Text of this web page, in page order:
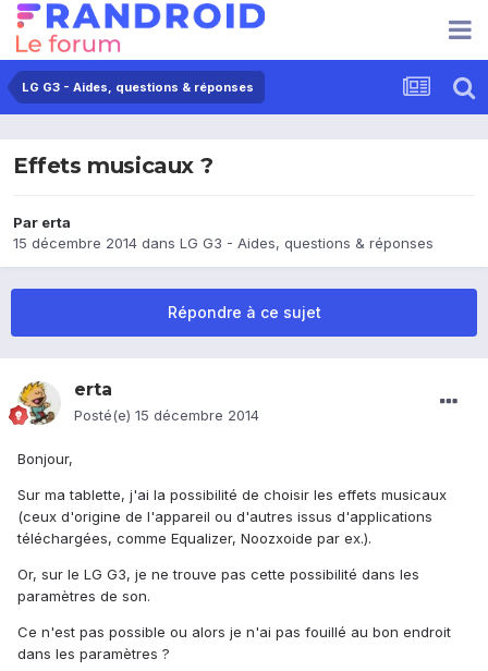
LG G3 - Aides, questions & réponses
Effets musicaux ?
Par erta
15 décembre 2014 dans LG G3 - Aides, questions & réponses
Répondre à ce sujet
erta
Posté(e) 15 décembre 2014
Bonjour,
Sur ma tablette, j'ai la possibilité de choisir les effets musicaux
(ceux d'origine de l'appareil ou d'autres issus d'applications
téléchargées, comme Equalizer, Noozxoide par ex.).
Or, sur le LG G3, je ne trouve pas cette possibilité dans les
paramètres de son.
Ce n'est pas possible ou alors je n'ai pas fouillé au bon endroit
dans les paramètres ?